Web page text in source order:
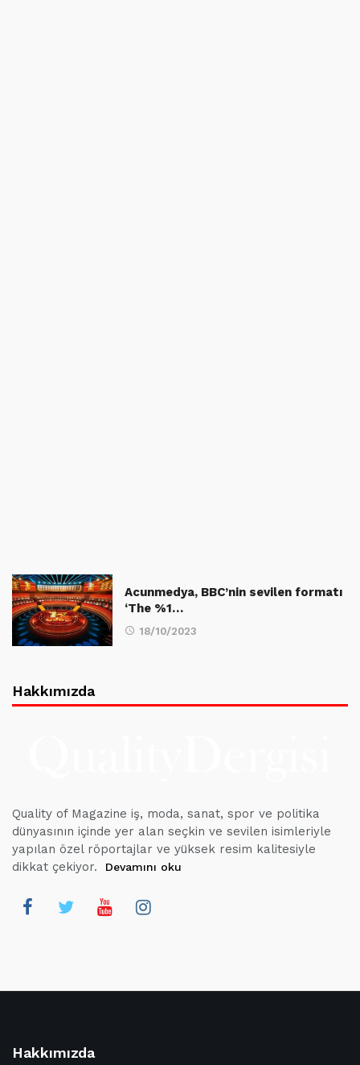
Acunmedya, BBC’nin sevilen formatı
‘The %1…
18/10/2023
Hakkımızda
Quality of Magazine iş, moda, sanat, spor ve politika
dünyasının içinde yer alan seçkin ve sevilen isimleriyle
yapılan özel röportajlar ve yüksek resim kalitesiyle
dikkat çekiyor.
Devamını oku
Hakkımızda